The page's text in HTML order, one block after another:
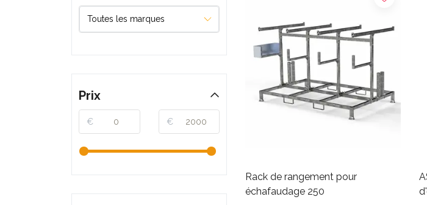
Rack de rangement pour
échafaudage 250
Prix
€ €